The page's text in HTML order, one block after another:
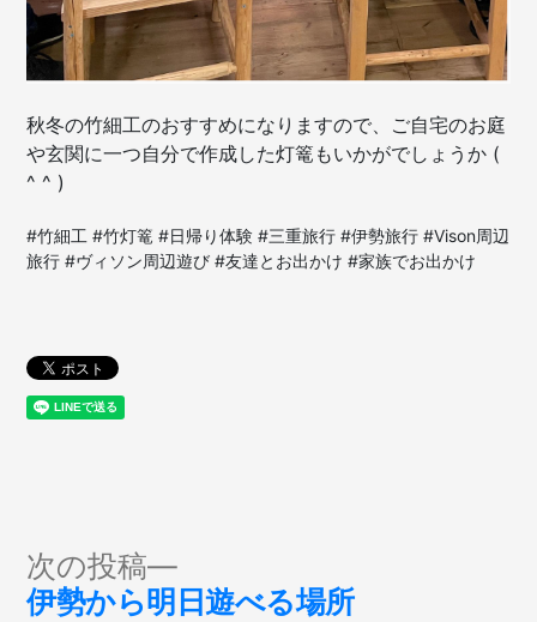
秋冬の竹細工のおすすめになりますので、ご自宅のお庭
や玄関に一つ自分で作成した灯篭もいかがでしょうか (
^ ^ )
#竹細工 #竹灯篭 #日帰り体験 #三重旅行 #伊勢旅行 #Vison周辺
旅行 #ヴィソン周辺遊び #友達とお出かけ #家族でお出かけ
投次の投稿
次
の
伊勢から明日遊べる場所